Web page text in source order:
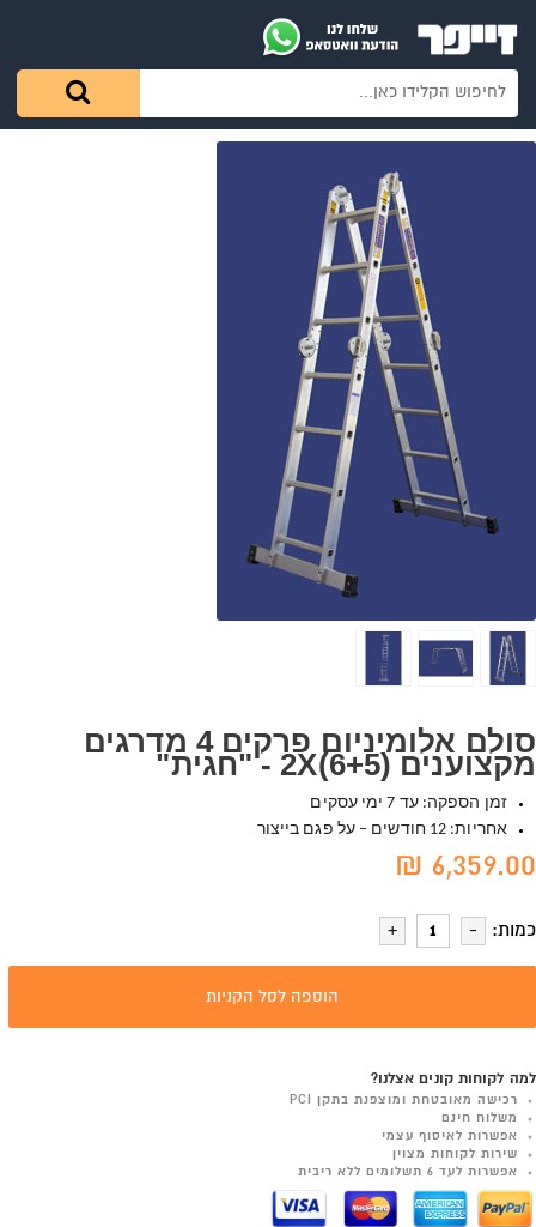
סולם אלומיניום פרקים 4 מדרגים
מקצוענים (2X(6+5 - "חגית"
זמן הספקה: עד 7 ימי עסקים
אחריות: 12 חודשים – על פגם בייצור
6,359.00 ₪
כמות:
הוספה לסל הקניות
למה לקוחות קונים אצלנו?
רכישה מאובטחת ומוצפנת בתקן PCI
משלוח חינם
אפשרות לאיסוף עצמי
שירות לקוחות מצוין
אפשרות לעד 6 תשלומים ללא ריבית